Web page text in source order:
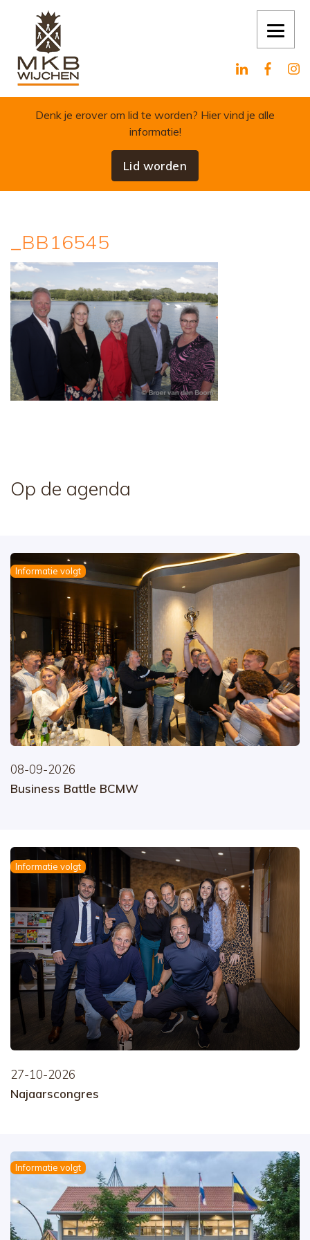
Skip to content
Denk je erover om lid te worden? Hier vind je alle
informatie!
Lid worden
_BB16545
Op de agenda
Informatie volgt
08-09-2026
Business Battle BCMW
Informatie volgt
27-10-2026
Najaarscongres
Informatie volgt